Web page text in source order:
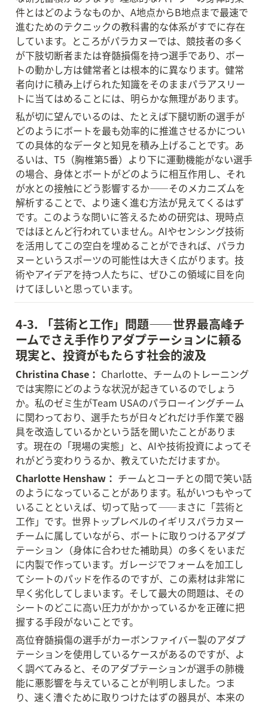
件とはどのようなものか、A地点からB地点まで最速で
進むためのテクニックの教科書的な体系がすでに存在
しています。ところがパラカヌーでは、競技者の多く
が下肢切断者または脊髄損傷を持つ選手であり、ボー
トの動かし方は健常者とは根本的に異なります。健常
者向けに積み上げられた知識をそのままパラアスリー
トに当てはめることには、明らかな無理があります。
私が切に望んでいるのは、たとえば下腿切断の選手が
どのようにボートを最も効率的に推進させるかについ
ての具体的なデータと知見を積み上げることです。あ
るいは、T5（胸椎第5番）より下に運動機能がない選手
の場合、身体とボートがどのように相互作用し、それ
が水との接触にどう影響するか——そのメカニズムを
解析することで、より速く進む方法が見えてくるはず
です。このような問いに答えるための研究は、現時点
ではほとんど行われていません。AIやセンシング技術
を活用してこの空白を埋めることができれば、パラカ
ヌーというスポーツの可能性は大きく広がります。技
術やアイデアを持つ人たちに、ぜひこの領域に目を向
けてほしいと思っています。
4-3. 「芸術と工作」問題——世界最高峰チ
ームでさえ手作りアダプテーションに頼る
現実と、投資がもたらす社会的波及
Christina Chase： Charlotte、チームのトレーニング
では実際にどのような状況が起きているのでしょう
か。私のゼミ生がTeam USAのパラローイングチーム
に関わっており、選手たちが日々どれだけ手作業で器
具を改造しているかという話を聞いたことがありま
す。現在の「現場の実態」と、AIや技術投資によってそ
れがどう変わりうるか、教えていただけますか。
Charlotte Henshaw： チームとコーチとの間で笑い話
のようになっていることがあります。私がいつもやって
いることといえば、切って貼って——まさに「芸術と
工作」です。世界トップレベルのイギリスパラカヌー
チームに属していながら、ボートに取りつけるアダプ
テーション（身体に合わせた補助具）の多くをいまだ
に内製で作っています。ガレージでフォームを加工し
てシートのパッドを作るのですが、この素材は非常に
早く劣化してしまいます。そして最大の問題は、その
シートのどこに高い圧力がかかっているかを正確に把
握する手段がないことです。
高位脊髄損傷の選手がカーボンファイバー製のアダプ
テーションを使用しているケースがあるのですが、よ
く調べてみると、そのアダプテーションが選手の肺機
能に悪影響を与えていることが判明しました。つま
り、速く漕ぐために取りつけたはずの器具が、本来の